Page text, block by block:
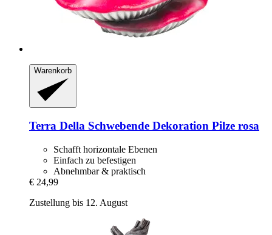
Warenkorb
Terra Della Schwebende Dekoration Pilze rosa
Schafft horizontale Ebenen
Einfach zu befestigen
Abnehmbar & praktisch
€ 24,99
Zustellung bis 12. August